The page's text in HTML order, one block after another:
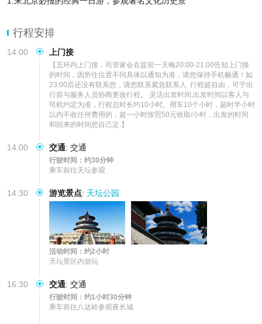
行程安排
14:00 上门接
【五环内上门接，司管家会在提前一天晚20:00-21:00告知上门接
的时间，因所住位置不同具体以通知为准，请您保持手机畅通！如
23:00后还没有联系您，请您联系紧急联系人  行程超自由，可于出
行前与服务人员协商更改行程。 灵活出发时间,出发时间以客人与
司机约定为准，行程总时长约10小时。用车10个小时，超时半小时
以内不收任何费用的，超一小时按照50元收取/小时，出发的时间
和回来的时间您自己定.】
14:00 交通: 交通
行驶时间：约30分钟
乘车前往天坛参观
14:30 游览景点: 天坛公园
活动时间：约2小时
天坛景区内游玩
16:30 交通: 交通
行驶时间：约1小时30分钟
乘车前往八达岭参观夜长城